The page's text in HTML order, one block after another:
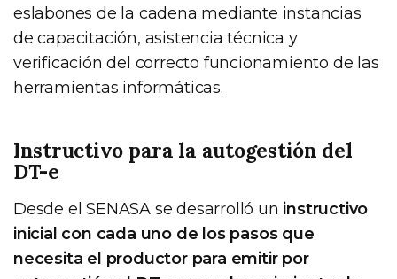
eslabones de la cadena mediante instancias
de capacitación, asistencia técnica y
verificación del correcto funcionamiento de las
herramientas informáticas.
Instructivo para la autogestión del
DT-e
Desde el SENASA se desarrolló un instructivo
inicial con cada uno de los pasos que
necesita el productor para emitir por